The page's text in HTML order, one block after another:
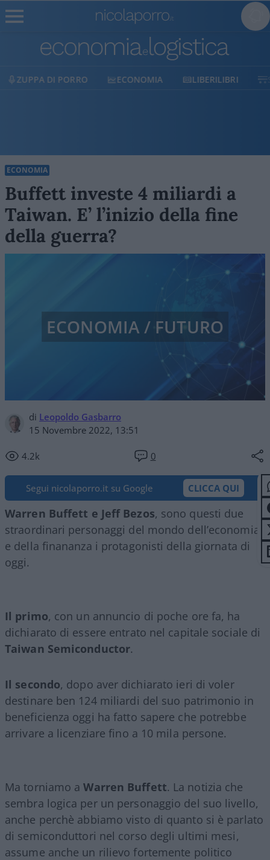
ECONOMIA LIBERILIBRI SHOP SOSTIENICI
ECONOMIA
Buffett investe 4 miliardi a
Taiwan. E’ l’inizio della fine
della guerra?
di Leopoldo Gasbarro
15 Novembre 2022, 13:51
4.2k 0
ECONOMIA / FUTURO
Segui nicolaporro.it su Google CLICCA QUI
Warren Buffett e Jeff Bezos, sono questi due
straordinari personaggi del mondo dell’economia
e della finananza i protagonisti della giornata di
oggi.
Il primo, con un annuncio di poche ore fa, ha
dichiarato di essere entrato nel capitale sociale di
Taiwan Semiconductor.
Il secondo, dopo aver dichiarato ieri di voler
destinare ben 124 miliardi del suo patrimonio in
beneficienza oggi ha fatto sapere che potrebbe
arrivare a licenziare fino a 10 mila persone.
Ma torniamo aWarren Buffett. La notizia che
sembra logica per un personaggio del suo livello,
anche perchè abbiamo visto di quanto si è parlato
di semiconduttori nel corso degli ultimi mesi,
assume anche un rilievo fortemente politico